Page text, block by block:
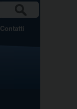
CA
Contatti